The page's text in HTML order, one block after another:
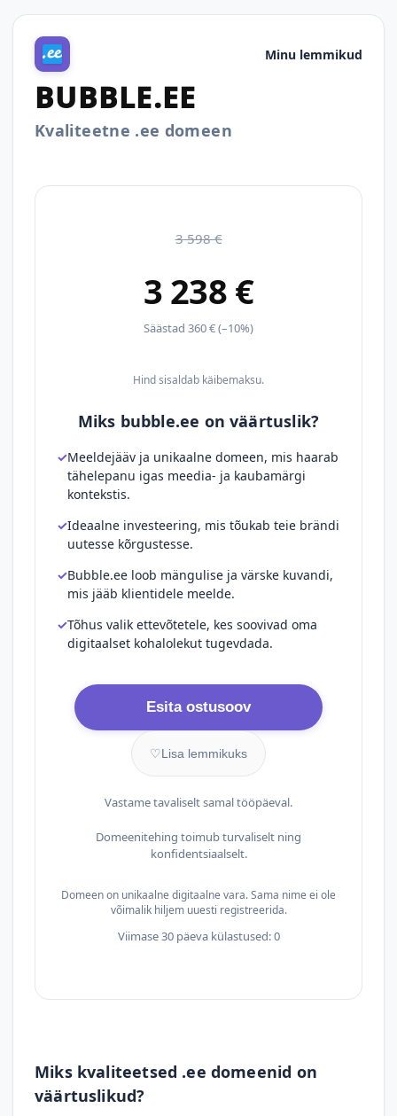
Minu lemmikud
BUBBLE.EE
Kvaliteetne .ee domeen
3 598 €
3 238 €
Säästad 360 € (–10%)
Hind sisaldab käibemaksu.
Miks bubble.ee on väärtuslik?
Meeldejääv ja unikaalne domeen, mis haarab
tähelepanu igas meedia- ja kaubamärgi
kontekstis.
Ideaalne investeering, mis tõukab teie brändi
uutesse kõrgustesse.
Bubble.ee loob mängulise ja värske kuvandi,
mis jääb klientidele meelde.
Tõhus valik ettevõtetele, kes soovivad oma
digitaalset kohalolekut tugevdada.
Esita ostusoov
♡Lisa lemmikuks
Vastame tavaliselt samal tööpäeval.
Domeenitehing toimub turvaliselt ning
konfidentsiaalselt.
Domeen on unikaalne digitaalne vara. Sama nime ei ole
võimalik hiljem uuesti registreerida.
Viimase 30 päeva külastused: 0
Miks kvaliteetsed .ee domeenid on
väärtuslikud?